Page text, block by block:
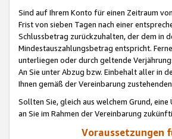
Sind auf Ihrem Konto für einen Zeitraum
Frist von sieben Tagen nach einer
Schlussbetrag zurückzuhalten, der dem in
Mindestauszahlungsbetrag entspricht.
unterliegen oder durch geltende
An Sie unter Abzug bzw. Einbehalt aller in
Ihnen gemäß der Vereinbarung
Sollten Sie, gleich aus welchem Grund,
an Sie im Rahmen der Vereinbarung
Voraussetzungen